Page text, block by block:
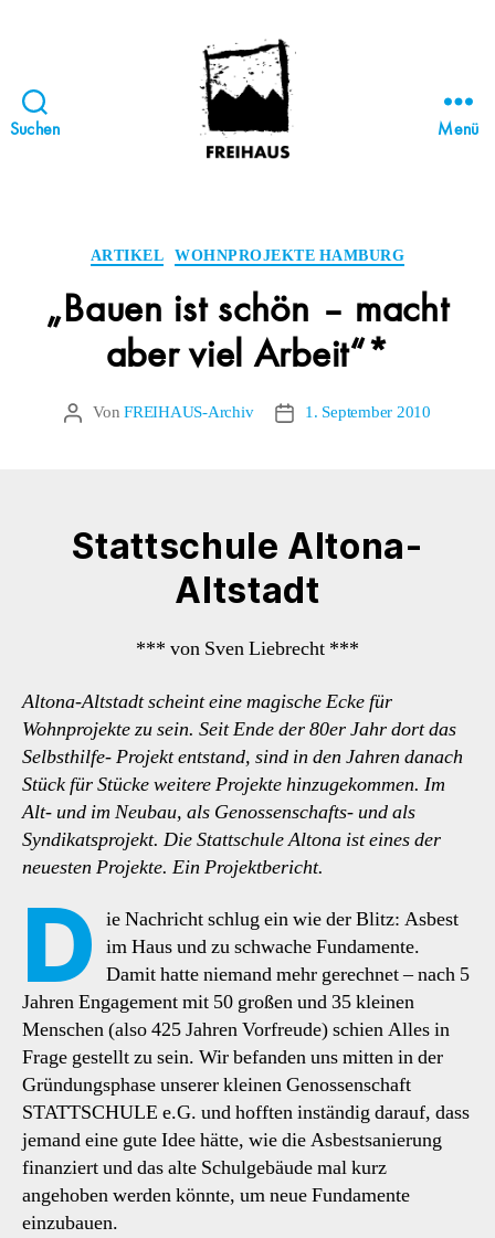
Suchen
STATTBAU
HAMBURG
Menü
Kategorien
ARTIKEL WOHNPROJEKTE HAMBURG
„Bauen ist schön – macht
aber viel Arbeit“*
Beitragsautor
VonFREIHAUS-Archiv Veröffentlichungsdatum
1. September 2010
Stattschule Altona-
Altstadt
*** von Sven Liebrecht ***
Altona-Altstadt scheint eine magische Ecke für
Wohnprojekte zu sein. Seit Ende der 80er Jahr dort das
Selbsthilfe- Projekt entstand, sind in den Jahren danach
Stück für Stücke weitere Projekte hinzugekommen. Im
Alt- und im Neubau, als Genossenschafts- und als
Syndikatsprojekt. Die Stattschule Altona ist eines der
neuesten Projekte. Ein Projektbericht.
D ie Nachricht schlug ein wie der Blitz: Asbest
im Haus und zu schwache Fundamente.
Damit hatte niemand mehr gerechnet – nach 5
Jahren Engagement mit 50 großen und 35 kleinen
Menschen (also 425 Jahren Vorfreude) schien Alles in
Frage gestellt zu sein. Wir befanden uns mitten in der
Gründungsphase unserer kleinen Genossenschaft
STATTSCHULE e.G. und hofften inständig darauf, dass
jemand eine gute Idee hätte, wie die Asbestsanierung
finanziert und das alte Schulgebäude mal kurz
angehoben werden könnte, um neue Fundamente
einzubauen.